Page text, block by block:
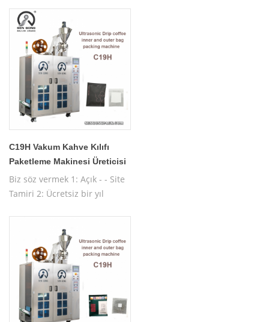
Makinası 4: Ücretsiz işletim
makinesi eğitimi
C19H Vakum Kahve Kılıfı
Paketleme Makinesi Üreticisi
Biz söz vermek 1: Açık - - Site
Tamiri 2: Ücretsiz bir yıl
makinesi eğitimi